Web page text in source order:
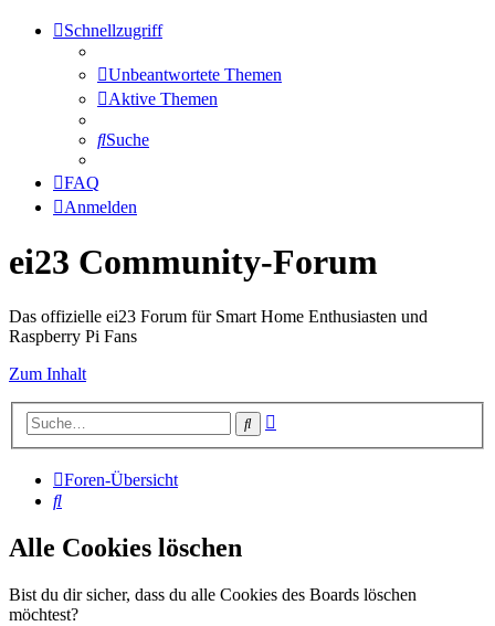
Schnellzugriff
Unbeantwortete Themen
Aktive Themen
Suche
FAQ
Anmelden
ei23 Community-Forum
Das offizielle ei23 Forum für Smart Home Enthusiasten und
Raspberry Pi Fans
Zum Inhalt
Suche
Foren-Übersicht
Suche
Alle Cookies löschen
Bist du dir sicher, dass du alle Cookies des Boards löschen
möchtest?